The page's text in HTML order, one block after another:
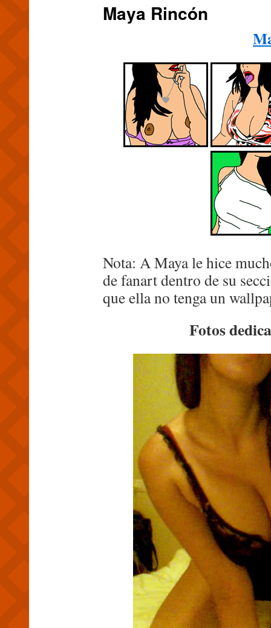
Maya Rincón
Nota: A Maya le hice
de fanart dentro de su
que ella no tenga un
Fotos